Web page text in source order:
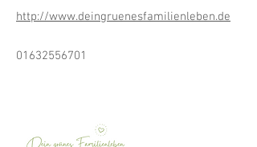
http://www.deingruenesfamilienleben.de
01632556701